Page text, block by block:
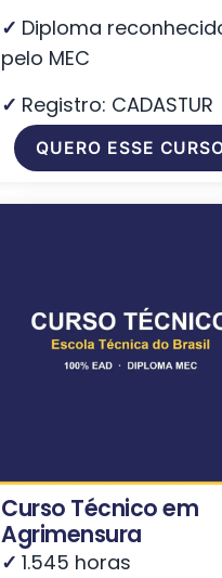
✓ Diploma
pelo MEC
✓ Registro: CADASTUR
QUERO ESSE
Curso Técnico em
Agrimensura
✓ 1.545 horas